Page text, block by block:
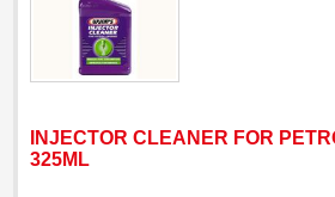
INJECTOR CLEANER FOR
325ML